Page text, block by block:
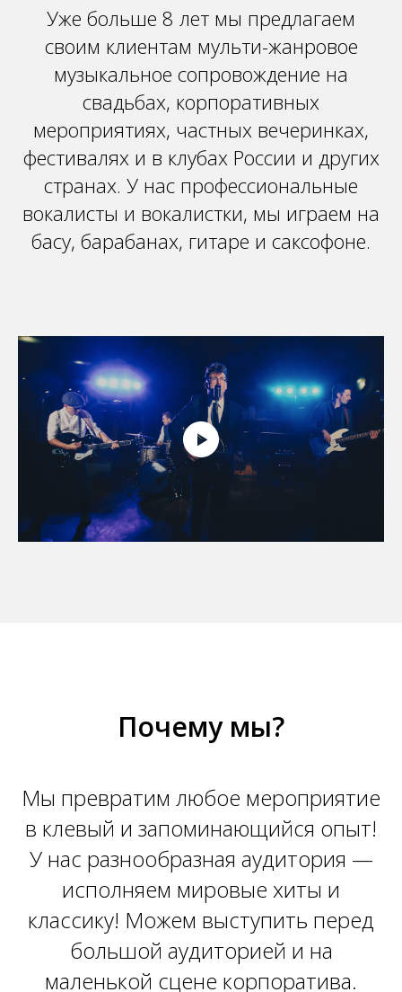
Уже больше 8 лет мы предлагаем
своим клиентам мульти-жанровое
музыкальное сопровождение на
свадьбах, корпоративных
мероприятиях, частных вечеринках,
фестивалях и в клубах России и других
странах. У нас профессиональные
вокалисты и вокалистки, мы играем на
басу, барабанах, гитаре и саксофоне.
Почему мы?
Мы превратим любое мероприятие
в клевый и запоминающийся опыт!
У нас разнообразная аудитория —
исполняем мировые хиты и
классику! Можем выступить перед
большой аудиторией и на
маленькой сцене корпоратива.